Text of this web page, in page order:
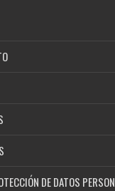
DE DATOS